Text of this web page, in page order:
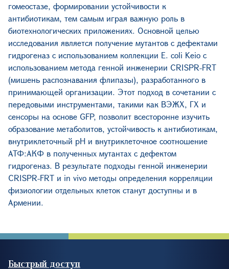
гомеостазе, формировании устойчивости к
антибиотикам, тем самым играя важную роль в
биотехнологических приложениях. Основной целью
исследования является получение мутантов с дефектами
гидрогеназ с использованием коллекции E. coli Keio с
использованием метода генной инженерии CRISPR-FRT
(мишень распознавания флипазы), разработанного в
принимающей организации. Этот подход в сочетании с
передовыми инструментами, такими как ВЭЖХ, ГХ и
сенсоры на основе GFP, позволит всесторонне изучить
образование метаболитов, устойчивость к антибиотикам,
внутриклеточный pH и внутриклеточное соотношение
АТФ:АКФ в полученных мутантах с дефектом
гидрогеназ. В результате подходы генной инженерии
CRISPR-FRT и in vivo методы определения корреляции
физиологии отдельных клеток станут доступны и в
Армении.
Быстрый доступ